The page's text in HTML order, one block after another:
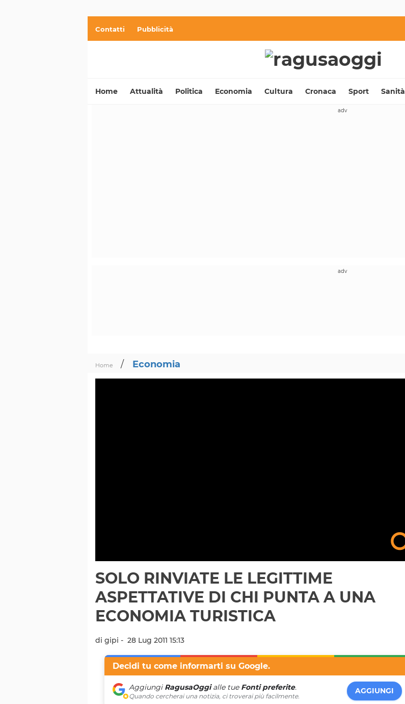
Contatti Pubblicità
Home Attualità Politica Economia Cultura Cronaca Sport Sanità
Home / Economia
SOLO RINVIATE LE LEGITTIME
ASPETTATIVE DI CHI PUNTA A UNA
ECONOMIA TURISTICA
di gipi - 28 Lug 2011 15:13
Decidi tu come informarti su Google.
Aggiungi RagusaOggialle tue Fonti preferite.
Quando cercherai una notizia, ci troverai più facilmente.
AGGIUNGI